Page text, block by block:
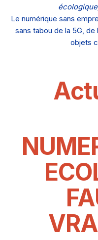
Le numérique sans
sans tabou de la 5G,
objets